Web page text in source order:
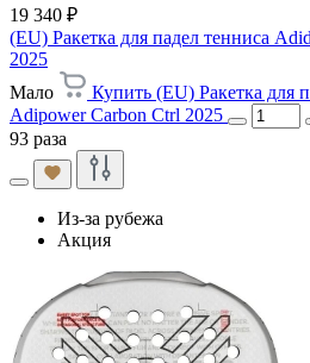
19 340 ₽
(EU) Ракетка для падел тенниса
2025
Мало
Купить (EU) Ракетка для
Adipower Carbon Ctrl 2025
93 раза
Из-за рубежа
Акция